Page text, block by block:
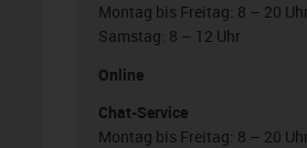
Montag bis Freitag: 8 – 20 Uhr
Samstag: 8 – 12 Uhr
Online
Chat-Service
Montag bis Freitag: 8 – 20 Uhr